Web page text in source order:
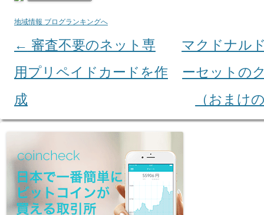
地域情報 ブログランキングへ
Post navigation
← 審査不要のネット専
用プリペイドカードを作
成
マクドナル
ーセットの
（おまけ